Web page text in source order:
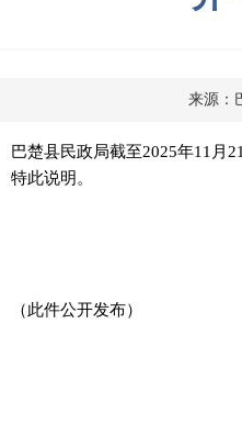
来源：
巴楚县民政局截至2025年11月
特此说明 。
（此件公开发布）